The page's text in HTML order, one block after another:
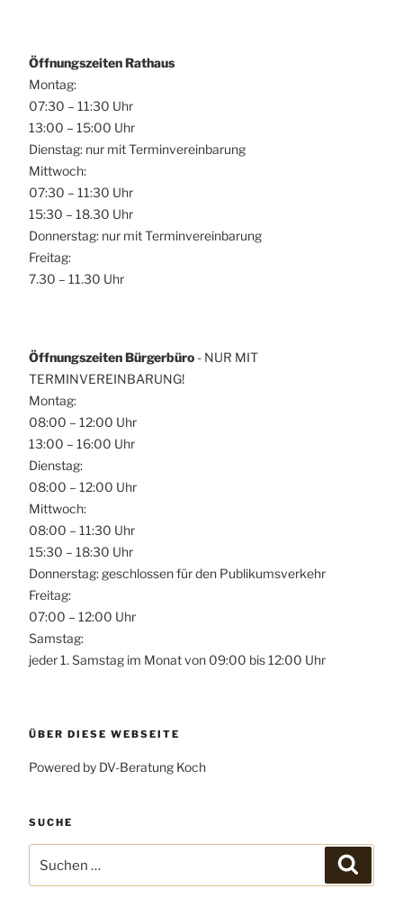
Öffnungszeiten Rathaus
Montag:
07:30 – 11:30 Uhr
13:00 – 15:00 Uhr
Dienstag: nur mit Terminvereinbarung
Mittwoch:
07:30 – 11:30 Uhr
15:30 – 18.30 Uhr
Donnerstag: nur mit Terminvereinbarung
Freitag:
7.30 – 11.30 Uhr
Öffnungszeiten Bürgerbüro - NUR MIT
TERMINVEREINBARUNG!
Montag:
08:00 – 12:00 Uhr
13:00 – 16:00 Uhr
Dienstag:
08:00 – 12:00 Uhr
Mittwoch:
08:00 – 11:30 Uhr
15:30 – 18:30 Uhr
Donnerstag: geschlossen für den Publikumsverkehr
Freitag:
07:00 – 12:00 Uhr
Samstag:
jeder 1. Samstag im Monat von 09:00 bis 12:00 Uhr
ÜBER DIESE WEBSEITE
Powered by DV-Beratung Koch
SUCHE
nach: